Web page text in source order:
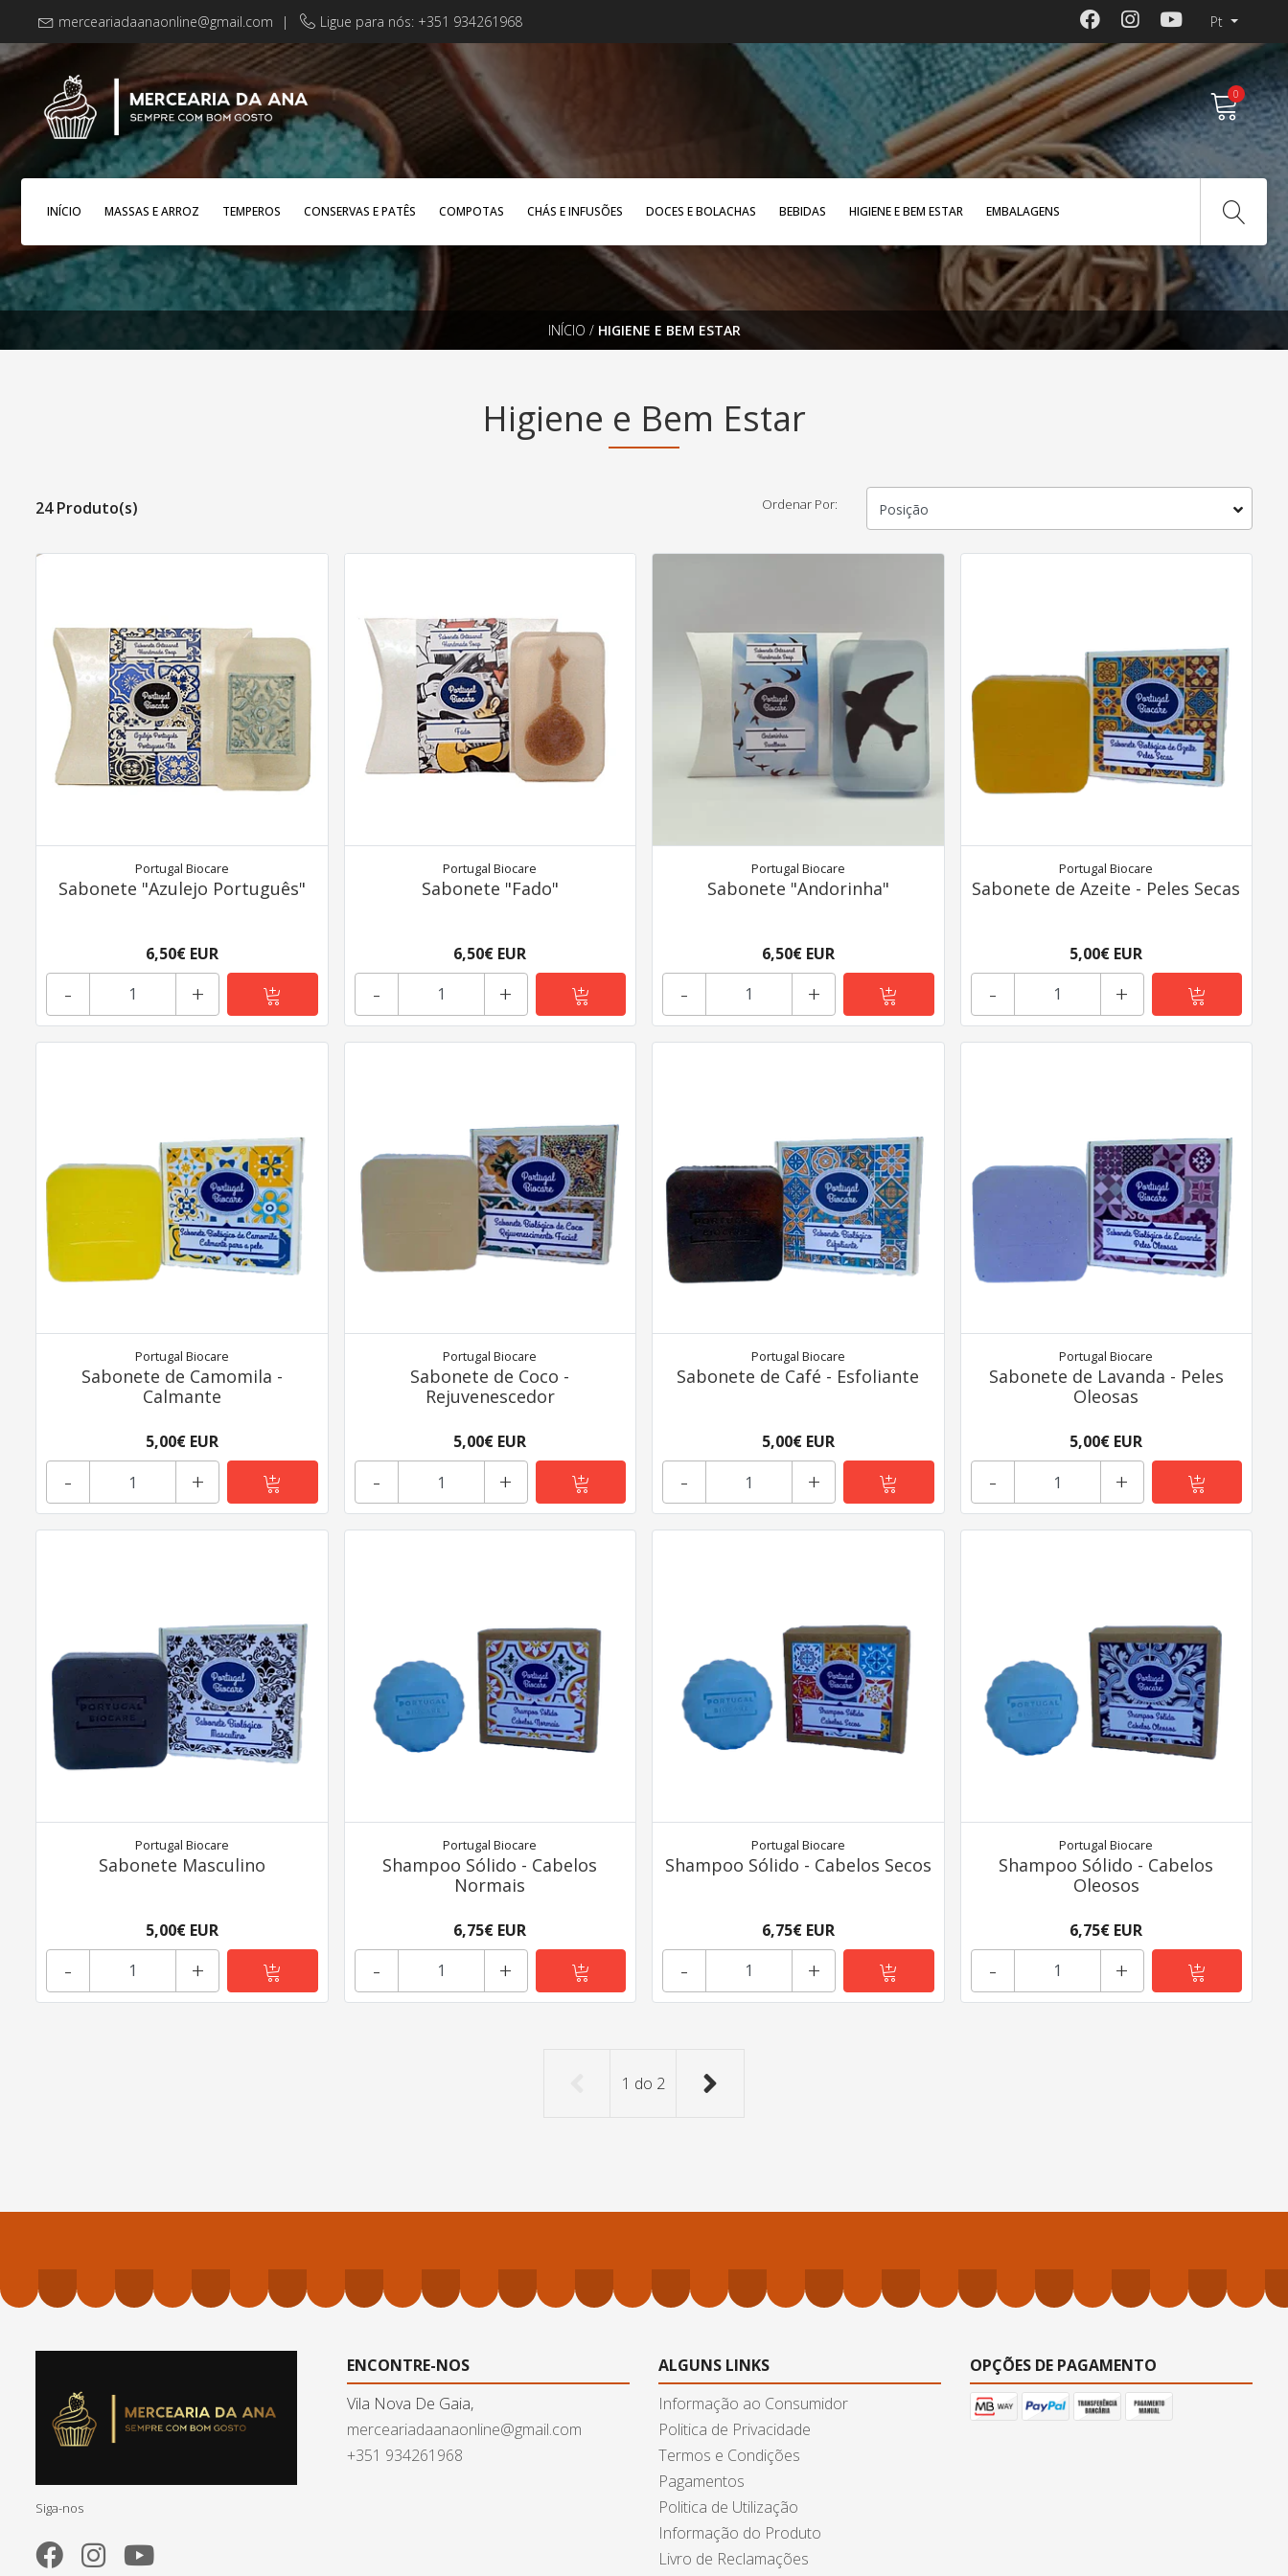
merceariadaanaonline@gmail.com | Ligue para nós: +351 934261968 Pt
0
INÍCIO MASSAS E ARROZ TEMPEROS CONSERVAS E PATÊS COMPOTAS CHÁS E INFUSÕES DOCES E BOLACHAS BEBIDAS HIGIENE E BEM ESTAR EMBALAGENS
INÍCIO / HIGIENE E BEM ESTAR
Higiene e Bem Estar
24 Produto(s) Ordenar Por:
Portugal Biocare
Sabonete "Azulejo Português"
6,50€ EUR
+
-
Portugal Biocare
Sabonete "Fado"
6,50€ EUR
+
-
Portugal Biocare
Sabonete "Andorinha"
6,50€ EUR
+
-
Portugal Biocare
Sabonete de Azeite - Peles Secas
5,00€ EUR
+
-
Portugal Biocare
Sabonete de Camomila -
Calmante
5,00€ EUR
+
-
Portugal Biocare
Sabonete de Coco -
Rejuvenescedor
5,00€ EUR
+
-
Portugal Biocare
Sabonete de Café - Esfoliante
5,00€ EUR
+
-
Portugal Biocare
Sabonete de Lavanda - Peles
Oleosas
5,00€ EUR
+
-
Portugal Biocare
Sabonete Masculino
5,00€ EUR
+
-
Portugal Biocare
Shampoo Sólido - Cabelos
Normais
6,75€ EUR
+
-
Portugal Biocare
Shampoo Sólido - Cabelos Secos
6,75€ EUR
+
-
Portugal Biocare
Shampoo Sólido - Cabelos
Oleosos
6,75€ EUR
+
-
1 do 2
Siga-nos
ENCONTRE-NOS
Vila Nova De Gaia,
merceariadaanaonline@gmail.com
+351 934261968
ALGUNS LINKS
Informação ao Consumidor
Politica de Privacidade
Termos e Condições
Pagamentos
Politica de Utilização
Informação do Produto
Livro de Reclamações
OPÇÕES DE PAGAMENTO